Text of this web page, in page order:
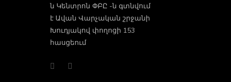
ն Կենտրոն ՓԲԸ -ն գտնվում
է Ավան Վարչական շրջանի
Խուդյակով փողոցի 153
հասցեում